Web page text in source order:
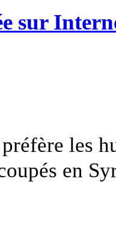
sur
les
en